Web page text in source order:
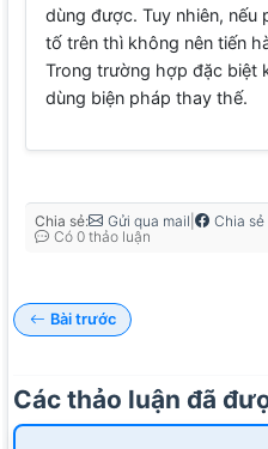
dùng được. Tuy nhiên, nếu
tố trên thì không nên tiến
Trong trường hợp đặc biệt
dùng biện pháp thay thế.
Chia sẻ: Gửi qua mail Chia sẻ
Có 0 thảo luận
Bài trước
Các thảo luận đã